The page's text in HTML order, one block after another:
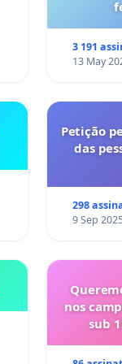
3 191
13 May
Petição
das
298
9 Sep
nos
sub